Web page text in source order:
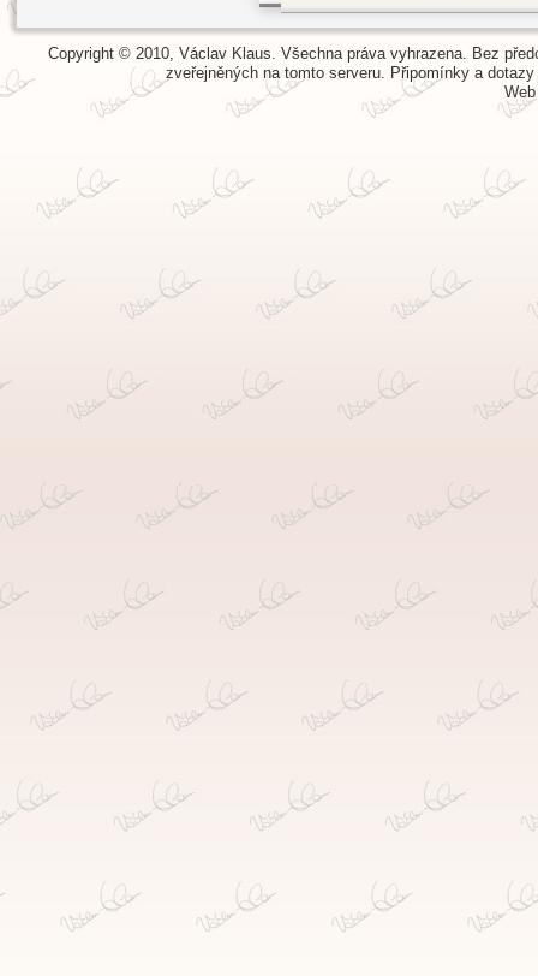
Copyright © 2010, Václav Klaus. Všechna práva vyhrazena. Bez
zveřejněných na tomto serveru. Připomínky a